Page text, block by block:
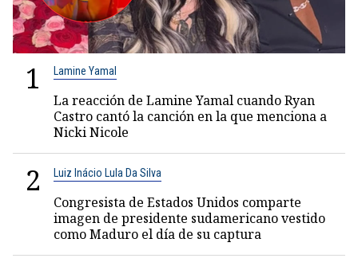
1 Lamine Yamal
La reacción de Lamine Yamal cuando Ryan
Castro cantó la canción en la que menciona a
Nicki Nicole
2 Luiz Inácio Lula Da Silva
Congresista de Estados Unidos comparte
imagen de presidente sudamericano vestido
como Maduro el día de su captura